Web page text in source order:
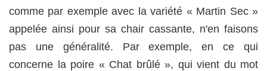
comme par exemple avec la variété « Martin Sec »
appelée ainsi pour sa chair cassante, n'en faisons
pas une généralité. Par exemple, en ce qui
concerne la poire « Chat brûlé », qui vient du mot